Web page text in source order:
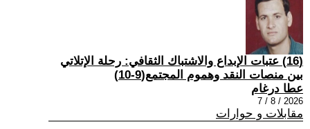
(16) عتبات الإبداع والاشتباك الثقافي: رحلة الإتلاتي
بين منصات النقد وهموم المجتمع(9-10)
عطا درغام
2026 / 8 / 7
مقابلات و حوارات